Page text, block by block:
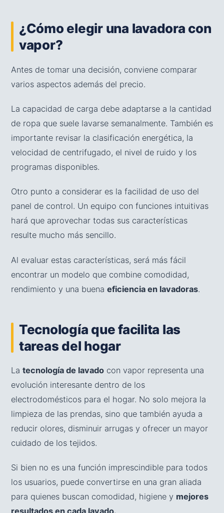
¿Cómo elegir una lavadora con
vapor?
Antes de tomar una decisión, conviene comparar
varios aspectos además del precio.
La capacidad de carga debe adaptarse a la cantidad
de ropa que suele lavarse semanalmente. También es
importante revisar la clasificación energética, la
velocidad de centrifugado, el nivel de ruido y los
programas disponibles.
Otro punto a considerar es la facilidad de uso del
panel de control. Un equipo con funciones intuitivas
hará que aprovechar todas sus características
resulte mucho más sencillo.
Al evaluar estas características, será más fácil
encontrar un modelo que combine comodidad,
rendimiento y una buena eficiencia en lavadoras.
Tecnología que facilita las
tareas del hogar
La tecnología de lavado con vapor representa una
evolución interesante dentro de los
electrodomésticos para el hogar. No solo mejora la
limpieza de las prendas, sino que también ayuda a
reducir olores, disminuir arrugas y ofrecer un mayor
cuidado de los tejidos.
Si bien no es una función imprescindible para todos
los usuarios, puede convertirse en una gran aliada
para quienes buscan comodidad, higiene y mejores